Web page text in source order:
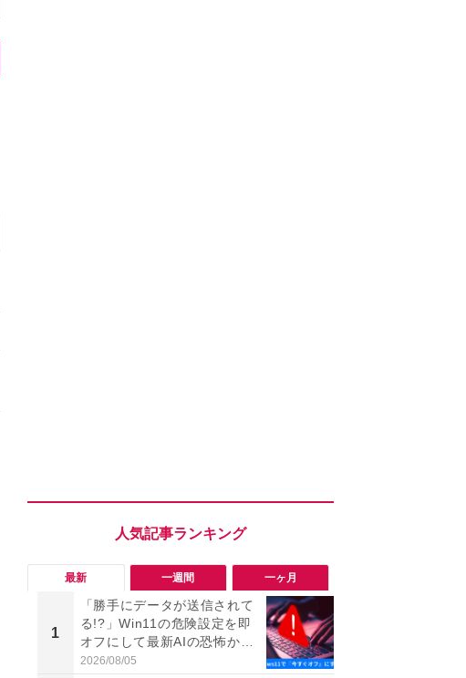
最新 一週間 一ヶ月
1
「勝手にデータが送信されて
る!?」Win11の危険設定を即
オフにして最新AIの恐怖から
身を守る技
2026/08/05